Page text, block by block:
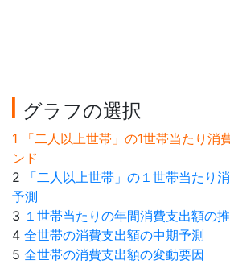
グラフの選択
1 「二人以上世帯」の1世帯当たり消
ンド
2
「二人以上世帯」の１世帯当たり
予測
3 １世帯当たりの年間消費支出額の
4 全世帯の消費支出額の中期予測
5 全世帯の消費支出額の変動要因